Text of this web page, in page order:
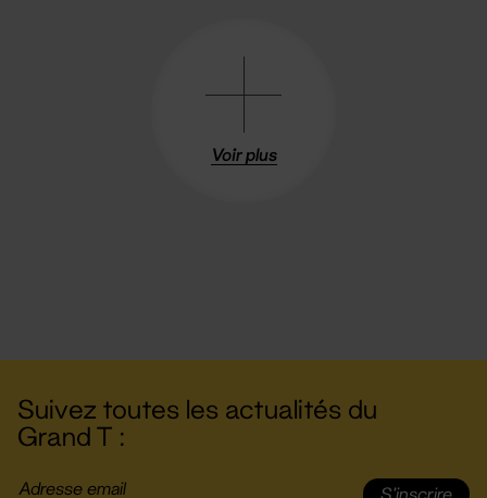
Voir plus
Suivez toutes les actualités du
Grand T :
S'inscrire